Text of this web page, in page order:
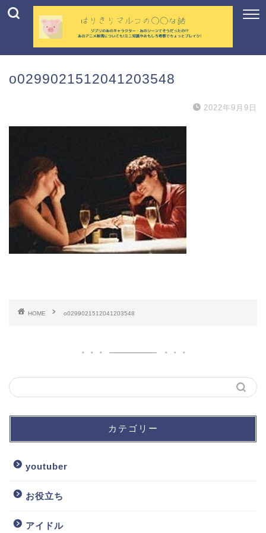
o0299021512041203548
2022年9月9日
HOME o0299021512041203548
カテゴリー
youtuber
お役立ち
アイドル